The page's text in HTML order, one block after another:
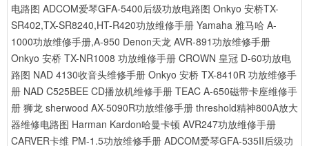
电路图 ADCOM爱琴GFA-5400后级功放电路图 Onkyo 安桥TX-
SR402,TX-SR8240,HT-R420功放维修手册 Yamaha 雅马哈 A-
1000功放维修手册,A-950 Denon天龙 AVR-891功放维修手册
Onkyo 安桥 TX-NR1008 功放维修手册 CROWN 皇冠 D-60功放电
路图 NAD 4130收音头维修手册 Onkyo 安桥 TX-8410R 功放维修手
册 NAD C525BEE CD播放机维修手册 TEAC A-650磁带卡座维修手
册 狮龙 sherwood AX-5090R功放维修手册 threshold精神800A放大
器维修电路图 Harman Kardon哈曼卡顿 AVR247功放维修手册
CARVER卡维 PM-1.5功放维修手册 ADCOM爱琴GFA-535II后级功